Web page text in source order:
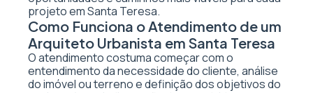
projeto em Santa Teresa.
Como Funciona o Atendimento de um
Arquiteto Urbanista em Santa Teresa
O atendimento costuma começar com o
entendimento da necessidade do cliente, análise
do imóvel ou terreno e definição dos objetivos do